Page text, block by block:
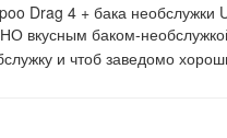
Drag 4 + бака
вкусным баком-
и чтоб заведомо